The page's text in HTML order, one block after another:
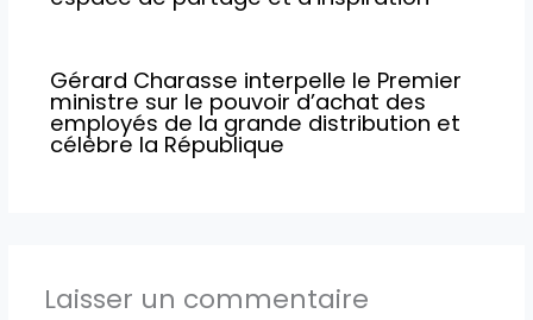
Gérard Charasse interpelle le Premier
ministre sur le pouvoir d’achat des
employés de la grande distribution et
célèbre la République
Laisser un commentaire